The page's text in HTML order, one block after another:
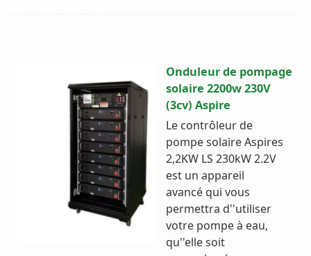
Onduleur de pompage
solaire 2200w 230V
(3cv) Aspire
Le contrôleur de
pompe solaire Aspires
2,2KW LS 230kW 2.2V
est un appareil
avancé qui vous
permettra d''utiliser
votre pompe à eau,
qu''elle soit